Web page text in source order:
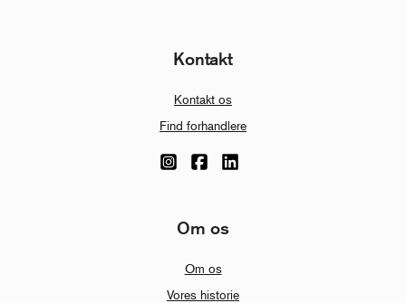
Kontakt
Kontakt os
Find forhandlere
Om os
Om os
Vores historie